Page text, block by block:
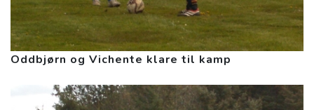
Oddbjørn og Vichente klare til kamp